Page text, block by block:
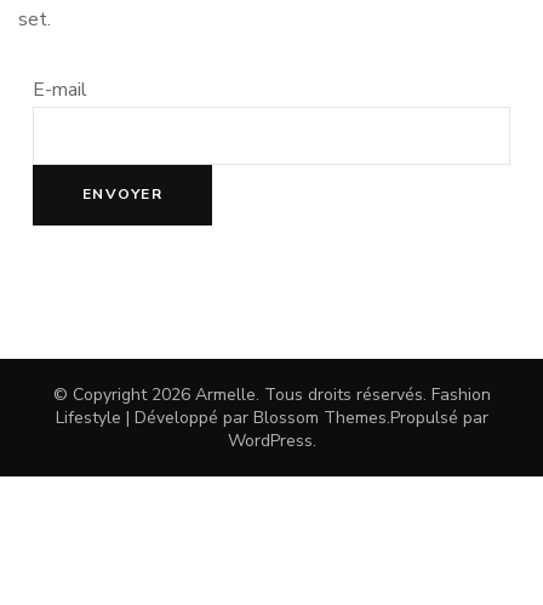
set.
E-mail
© Copyright 2026 Armelle. Tous droits réservés. Fashion
Lifestyle | Développé par Blossom Themes.Propulsé par
WordPress.